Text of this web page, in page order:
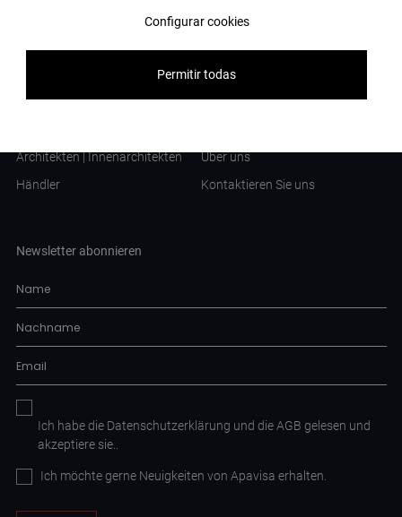
Raiffeisenbank
Kataloge
Broschüre
Architekten | Innenarchitekten
Händler
Über uns
Kontaktieren Sie uns
Newsletter abonnieren
Ich habe die Datenschutzerklärung und die AGB gelesen und
akzeptiere sie.
Ich möchte gerne Neuigkeiten von Apavisa erhalten.
Configurar cookies
Permitir todas